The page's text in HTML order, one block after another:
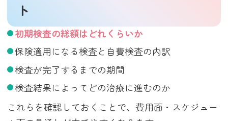
ト
初期検査の総額はどれくらいか
保険適用になる検査と自費検査の内訳
検査が完了するまでの期間
検査結果によってどの治療に進むのか
これらを確認しておくことで、費用面・スケジュー